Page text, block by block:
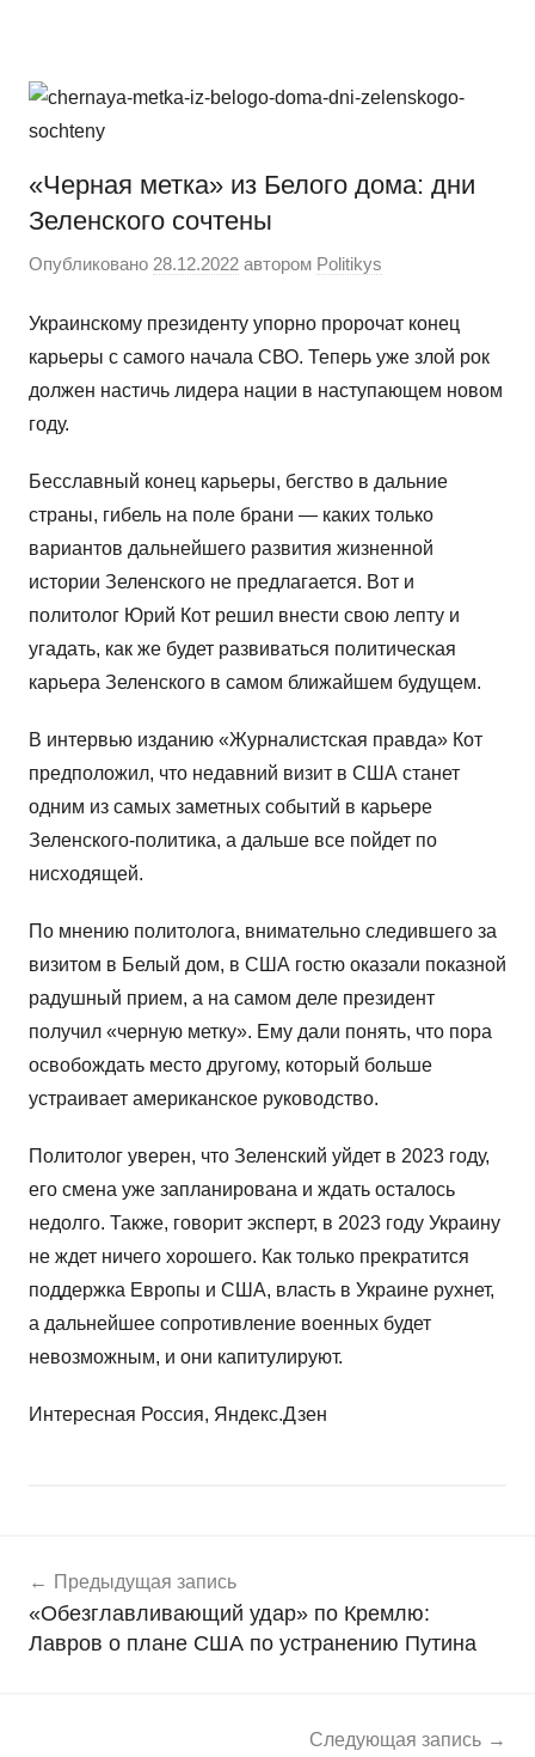
содержимому
сайт
на
«Черная метка» из Белого дома: дни
Зеленского сочтены
Опубликовано 28.12.2022 автором Politikys
Украинскому президенту упорно пророчат конец
карьеры с самого начала СВО. Теперь уже злой рок
должен настичь лидера нации в наступающем новом
году.
Бесславный конец карьеры, бегство в дальние
страны, гибель на поле брани — каких только
вариантов дальнейшего развития жизненной
истории Зеленского не предлагается. Вот и
политолог Юрий Кот решил внести свою лепту и
угадать, как же будет развиваться политическая
карьера Зеленского в самом ближайшем будущем.
В интервью изданию «Журналистская правда» Кот
предположил, что недавний визит в США станет
одним из самых заметных событий в карьере
Зеленского-политика, а дальше все пойдет по
нисходящей.
По мнению политолога, внимательно следившего за
визитом в Белый дом, в США гостю оказали показной
радушный прием, а на самом деле президент
получил «черную метку». Ему дали понять, что пора
освобождать место другому, который больше
устраивает американское руководство.
Политолог уверен, что Зеленский уйдет в 2023 году,
его смена уже запланирована и ждать осталось
недолго. Также, говорит эксперт, в 2023 году Украину
не ждет ничего хорошего. Как только прекратится
поддержка Европы и США, власть в Украине рухнет,
а дальнейшее сопротивление военных будет
невозможным, и они капитулируют.
Интересная Россия, Яндекс.Дзен
о
в
о
по
записям
Предыдущая запись
«Обезглавливающий удар» по Кремлю:
Лавров о плане США по устранению Путина
Следующая запись